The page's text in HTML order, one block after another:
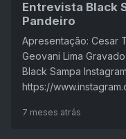
Entrevista Black
Pandeiro
Apresentação: Cesar
Geovani Lima
Black Sampa
https://
7 meses atrás